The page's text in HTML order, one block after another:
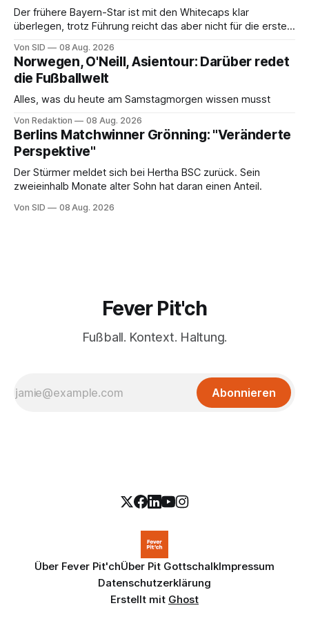
Der frühere Bayern-Star ist mit den Whitecaps klar
überlegen, trotz Führung reicht das aber nicht für die ersten
Von SID 08 Aug. 2026
Norwegen, O'Neill, Asientour: Darüber redet
die Fußballwelt
Alles, was du heute am Samstagmorgen wissen musst
Von Redaktion 08 Aug. 2026
Berlins Matchwinner Grönning: "Veränderte
Perspektive"
Der Stürmer meldet sich bei Hertha BSC zurück. Sein
zweieinhalb Monate alter Sohn hat daran einen Anteil.
Von SID 08 Aug. 2026
Fever Pit'ch
Fußball. Kontext. Haltung.
Abonnieren
Über Fever Pit'chÜber Pit GottschalkImpressum
Datenschutzerklärung
Erstellt mit Ghost